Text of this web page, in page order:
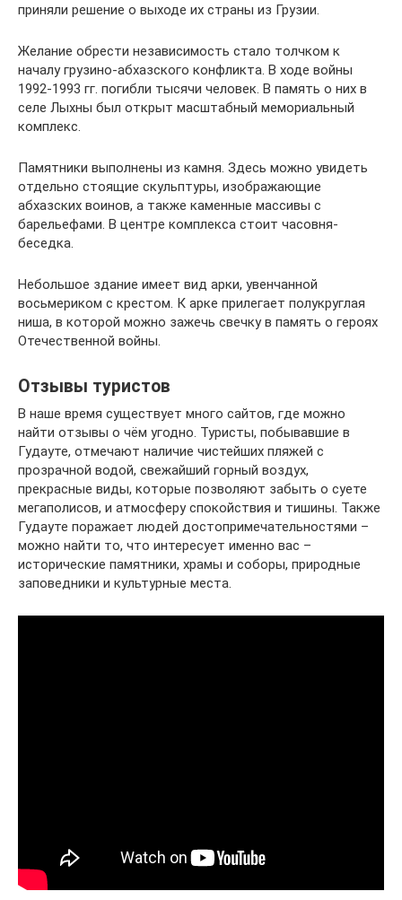
приняли решение о выходе их страны из Грузии.
Желание обрести независимость стало толчком к
началу грузино-абхазского конфликта. В ходе войны
1992-1993 гг. погибли тысячи человек. В память о них в
селе Лыхны был открыт масштабный мемориальный
комплекс.
Памятники выполнены из камня. Здесь можно увидеть
отдельно стоящие скульптуры, изображающие
абхазских воинов, а также каменные массивы с
барельефами. В центре комплекса стоит часовня-
беседка.
Небольшое здание имеет вид арки, увенчанной
восьмериком с крестом. К арке прилегает полукруглая
ниша, в которой можно зажечь свечку в память о героях
Отечественной войны.
Отзывы туристов
В наше время существует много сайтов, где можно
найти отзывы о чём угодно. Туристы, побывавшие в
Гудауте, отмечают наличие чистейших пляжей с
прозрачной водой, свежайший горный воздух,
прекрасные виды, которые позволяют забыть о суете
мегаполисов, и атмосферу спокойствия и тишины. Также
Гудауте поражает людей достопримечательностями –
можно найти то, что интересует именно вас –
исторические памятники, храмы и соборы, природные
заповедники и культурные места.